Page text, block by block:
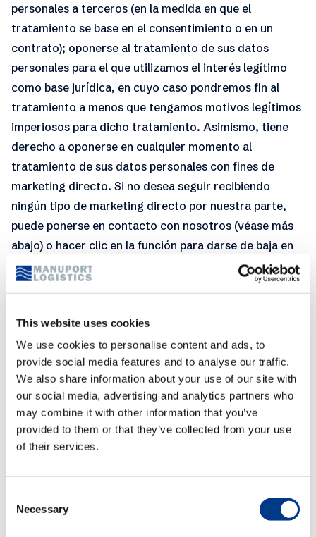
This website uses cookies
We use cookies to personalise content and ads, to
provide social media features and to analyse our traffic.
We also share information about your use of our site with
our social media, advertising and analytics partners who
may combine it with other information that you’ve
provided to them or that they’ve collected from your use
of their services.
Necessary
personales a terceros (en la medida en que el
tratamiento se base en el consentimiento o en un
contrato); oponerse al tratamiento de sus datos
personales para el que utilizamos el interés legítimo
como base jurídica, en cuyo caso pondremos fin al
tratamiento a menos que tengamos motivos legítimos
imperiosos para dicho tratamiento. Asimismo, tiene
derecho a oponerse en cualquier momento al
tratamiento de sus datos personales con fines de
marketing directo. Si no desea seguir recibiendo
ningún tipo de marketing directo por nuestra parte,
puede ponerse en contacto con nosotros (véase más
abajo) o hacer clic en la función para darse de baja en
cualquiera de dichas comunicaciones. En ese caso, los
datos personales dejarán de tratarse para tales fines.
5.2 Para ejercer cualquiera de sus derechos, puede
desea ejercer: utilizando el formulario de contacto de
nuestro sitio web; o dirigiendo su consulta a Manuport
Belgium HQ, Privacy Office, Land van Waaslaan 5,
Haven 1205, 9130 Kallo (Bélgica). También puede
utilizar estos datos de contacto si desea presentarnos
una reclamación relacionada con su privacidad.
tratado sus datos personales o con cualquier consulta
o solicitud de privacidad que nos haya planteado, tiene